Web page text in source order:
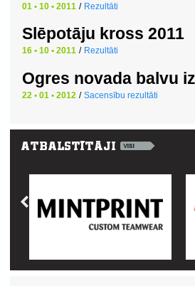
01 • 10 • 2011 / Rezultāti
Slēpotāju kross 2011
16 • 10 • 2011 / Rezultāti
Ogres novada balvu
22 • 01 • 2012 / Sacensību rezultāti